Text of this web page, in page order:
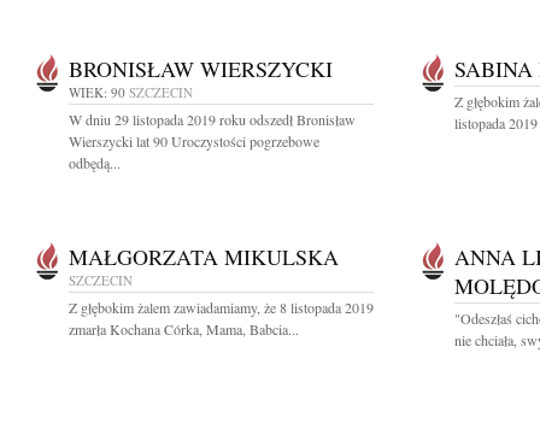
BRONISŁAW WIERSZYCKI
WIEK: 90 SZCZECIN
W dniu 29 listopada 2019 roku odszedł Bronisław
Wierszycki lat 90 Uroczystości pogrzebowe
odbędą...
Z głębokim
listopada 2019
MAŁGORZATA MIKULSKA
SZCZECIN
Z głębokim żalem zawiadamiamy, że 8 listopada 2019
zmarła Kochana Córka, Mama, Babcia...
ANNA
"Odeszłaś
nie chciała,